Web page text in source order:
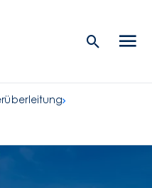
Search